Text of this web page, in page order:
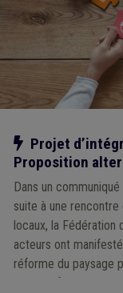
Notre action
Projet
Proposition
Dans un
suite à une
locaux, la Fédération
acteurs ont
réforme du paysage
d’objectifs